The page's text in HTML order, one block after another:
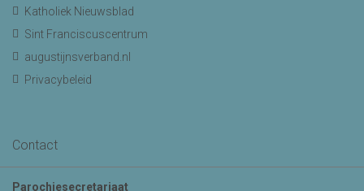
Katholiek Nieuwsblad
Sint Franciscuscentrum
augustijnsverband.nl
Privacybeleid
Contact
Parochiesecretariaat